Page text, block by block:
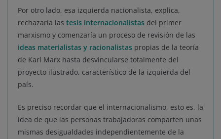
Por otro lado, esa izquierda nacionalista, explica,
rechazaría las tesis internacionalistas del primer
marxismo y comenzaría un proceso de revisión de las
ideas materialistas y racionalistas propias de la teoría
de Karl Marx hasta desvincularse totalmente del
proyecto ilustrado, característico de la izquierda del
país.
Es preciso recordar que el internacionalismo, esto es, la
idea de que las personas trabajadoras comparten unas
mismas desigualdades independientemente de la